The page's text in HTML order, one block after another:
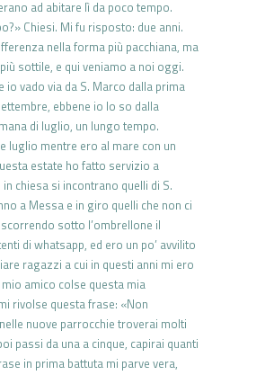
ad abitare lì da poco tempo.
Chiesi. Mi fu risposto: due anni.
nella forma più pacchiana, ma
sottile, e qui veniamo a noi oggi.
io vado via da S. Marco dalla prima
ebbene io lo so dalla
di luglio, un lungo tempo.
luglio mentre ero al mare con un
estate ho fatto servizio a
chiesa si incontrano quelli di S.
a Messa e in giro quelli che non ci
sotto l’ombrellone il
di whatsapp, ed ero un po’ avvilito
ragazzi a cui in questi anni mi ero
amico colse questa mia
rivolse questa frase: «Non
nuove parrocchie troverai molti
passi da una a cinque, capirai quanti
in prima battuta mi parve vera,